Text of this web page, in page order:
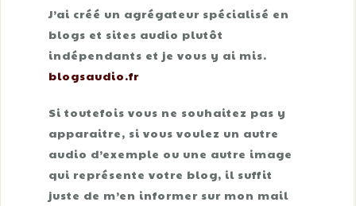
J’ai créé un agrégateur spécialisé en
blogs et sites audio plutôt
indépendants et je vous y ai mis.
blogsaudio.fr
Si toutefois vous ne souhaitez pas y
apparaitre, si vous voulez un autre
audio d’exemple ou une autre image
qui représente votre blog, il suffit
juste de m’en informer sur mon mail